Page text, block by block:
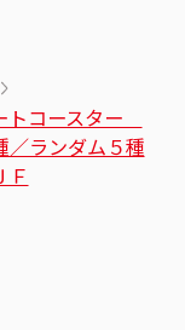
トコースター
ランダム５種